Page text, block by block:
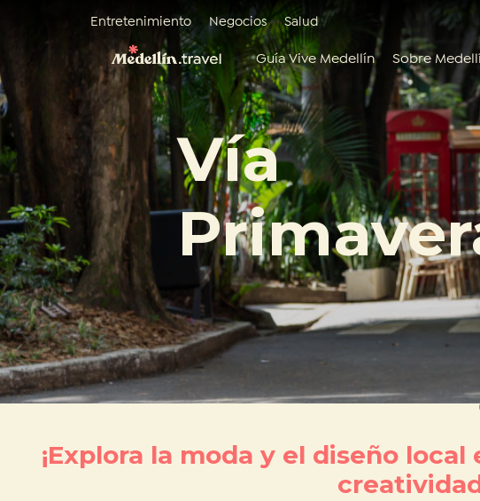
Entretenimiento Negocios Salud
Guía Vive Medellín Sobre
Vía
¡Explora la moda y el diseño local